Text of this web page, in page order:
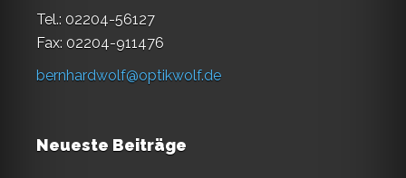
Tel.: 02204-56127
Fax: 02204-911476
bernhardwolf@optikwolf.de
Neueste Beiträge